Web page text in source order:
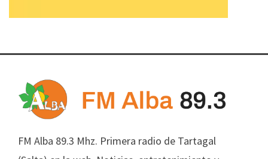
FM Alba 89.3 Mhz. Primera radio de Tartagal